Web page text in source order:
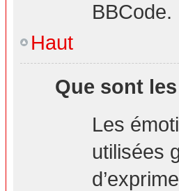
BBCode.
Haut
Que sont
Les
utilisées